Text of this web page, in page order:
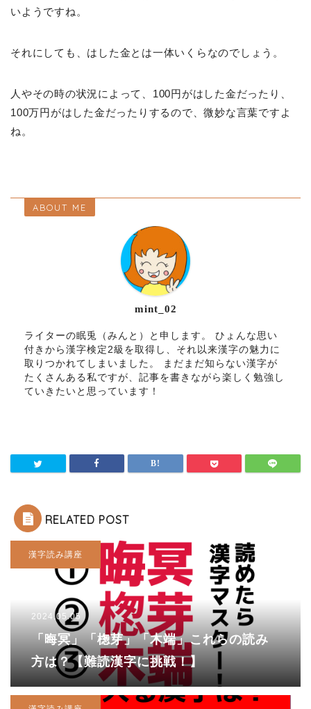
いようですね。
それにしても、はした金とは一体いくらなのでしょう。
人やその時の状況によって、100円がはした金だったり、
100万円がはした金だったりするので、微妙な言葉ですよ
ね。
ABOUT ME
mint_02
ライターの眠兎（みんと）と申します。 ひょんな思い
付きから漢字検定2級を取得し、それ以来漢字の魅力に
取りつかれてしまいました。 まだまだ知らない漢字が
たくさんある私ですが、記事を書きながら楽しく勉強し
ていきたいと思っています！
RELATED POST
漢字読み講座
2024.05.05
「晦冥」「楤芽」「木端」これらの読み
方は？【難読漢字に挑戦！】